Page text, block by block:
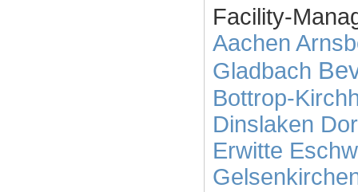
Facility-
Aachen
Gladbach
Bottrop-
Dinslaken
Erwitte